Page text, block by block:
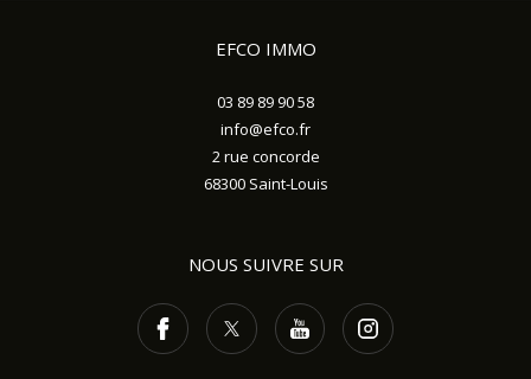
EFCO IMMO
03 89 89 90 58
info@efco.fr
2 rue concorde
68300
Saint-Louis
NOUS SUIVRE SUR